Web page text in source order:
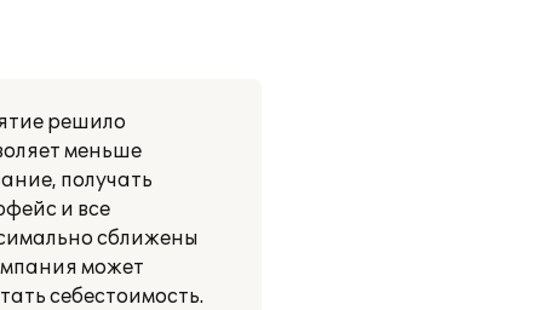
решило
меньше
получать
и все
сближены
может
себестоимость.